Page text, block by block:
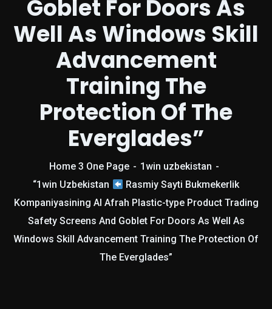
Goblet For Doors As
Well As Windows Skill
Advancement
Training The
Protection Of The
Everglades”
Home 3 One Page
1win uzbekistan
“1win Uzbekistan
Rasmiy Sayti Bukmekerlik
Kompaniyasining Al Afrah Plastic-type Product Trading
Safety Screens And Goblet For Doors As Well As
Windows Skill Advancement Training The Protection Of
The Everglades”